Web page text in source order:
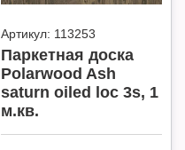
Артикул: 113253
Паркетная доска
Polarwood Ash
saturn oiled loc 3s, 1
м.кв.